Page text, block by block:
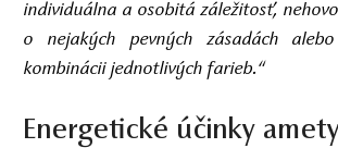
individuálna a osobitá záležitosť,
o nejakých pevných zásadách
kombinácii jednotlivých farieb.“
Energetické účinky